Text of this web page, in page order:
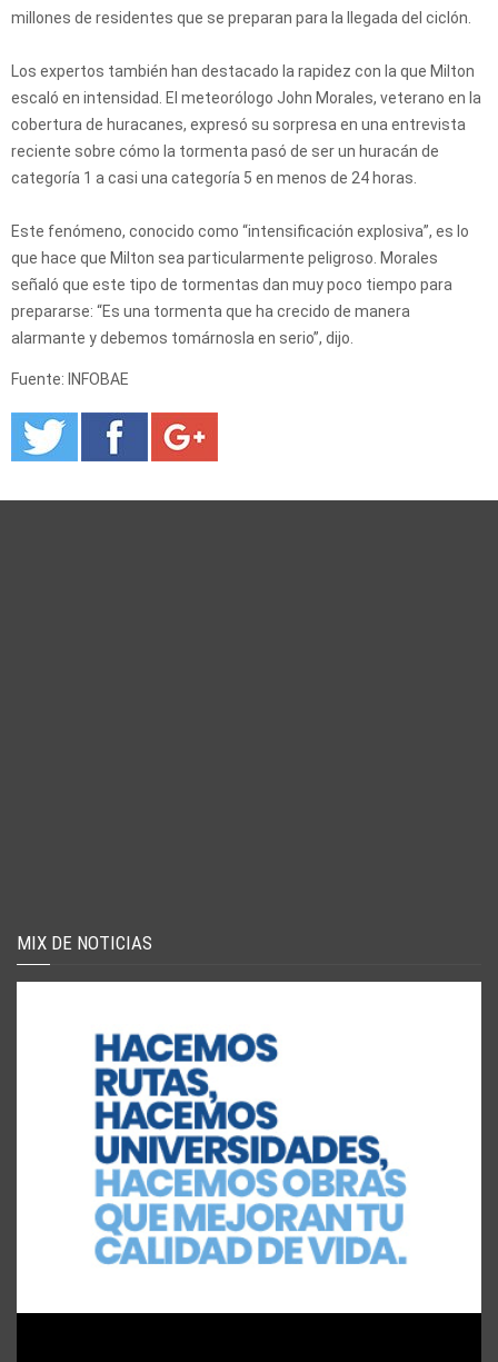
millones de residentes que se preparan para la llegada del ciclón.
Los expertos también han destacado la rapidez con la que Milton
escaló en intensidad. El meteorólogo John Morales, veterano en la
cobertura de huracanes, expresó su sorpresa en una entrevista
reciente sobre cómo la tormenta pasó de ser un huracán de
categoría 1 a casi una categoría 5 en menos de 24 horas.
Este fenómeno, conocido como “intensificación explosiva”, es lo
que hace que Milton sea particularmente peligroso. Morales
señaló que este tipo de tormentas dan muy poco tiempo para
prepararse: “Es una tormenta que ha crecido de manera
alarmante y debemos tomárnosla en serio”, dijo.
Fuente: INFOBAE
MIX DE NOTICIAS